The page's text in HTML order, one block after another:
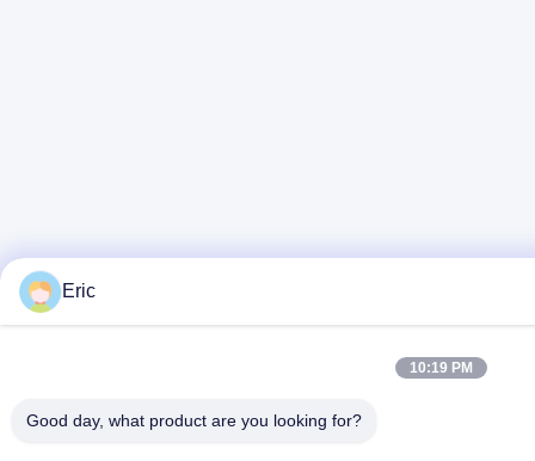
Eric
10:19 PM
Good day, what product are you looking for?